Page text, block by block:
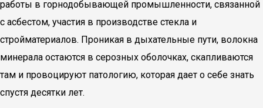
работы в горнодобывающей промышленности, связанной
с асбестом, участия в производстве стекла и
стройматериалов. Проникая в дыхательные пути, волокна
минерала остаются в серозных оболочках, скапливаются
там и провоцируют патологию, которая дает о себе знать
спустя десятки лет.